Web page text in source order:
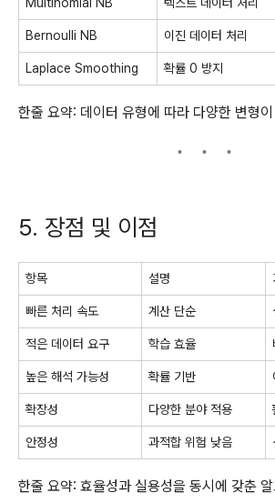
Bernoulli NB 이진 데이터 처리
Laplace Smoothing 확률 0 방지
한줄 요약: 데이터 유형에 따라 다양한 변형
5. 장점 및 이점
항목 설명
빠른 처리 속도 계산 단순
적은 데이터 요구 학습 효율
높은 해석 가능성 확률 기반
확장성 다양한 분야 적용
안정성 과적합 위험 낮음
한줄 요약: 효율성과 실용성을 동시에 갖춘